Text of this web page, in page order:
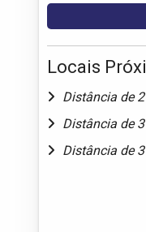
Locais
Distância de
Distância de
Distância de